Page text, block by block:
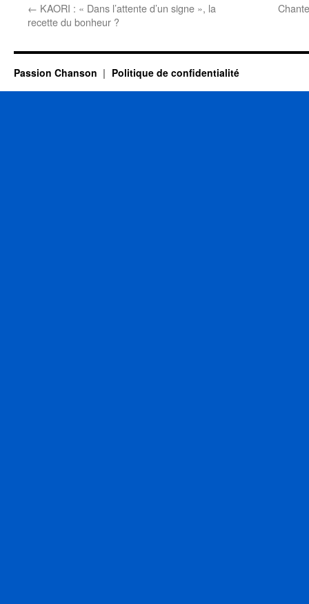
← KAORI : « Dans l’attente d’un signe », la
recette du bonheur ?
Passion Chanson Politique de confidentialité